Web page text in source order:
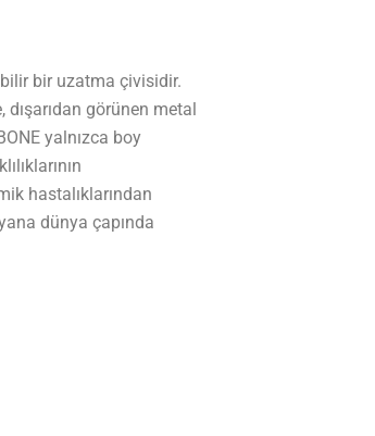
bir uzatma çivisidir.
görünen metal
yalnızca boy
hastalıklarından
dünya çapında